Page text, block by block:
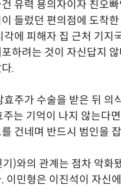
유력 용의자이자 친오
들렀던 편의점에 도착
각에 피해자 집 근처 기지
하려는 것이 자신답지
.
효주가 수술을 받은 뒤 의
주는 기억이 나지 않는다
건네며 반드시 범인을
)와의 관계는 점차 악화
이민형은 이진석이 자신